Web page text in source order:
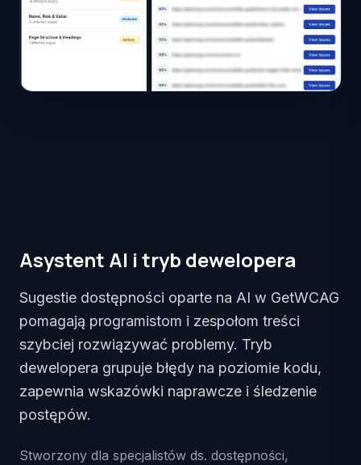
Asystent AI i tryb dewelopera
Sugestie dostępności oparte na AI w GetWCAG
pomagają programistom i zespołom treści
szybciej rozwiązywać problemy. Tryb
dewelopera grupuje błędy na poziomie kodu,
zapewnia wskazówki naprawcze i śledzenie
postępów.
Stworzony dla specjalistów ds. dostępności,